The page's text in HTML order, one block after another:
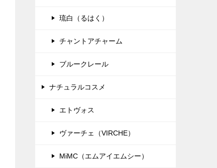
琉白（るはく）
チャントアチャーム
ブルークレール
ナチュラルコスメ
エトヴォス
ヴァーチェ（VIRCHE）
MiMC（エムアイエムシー）